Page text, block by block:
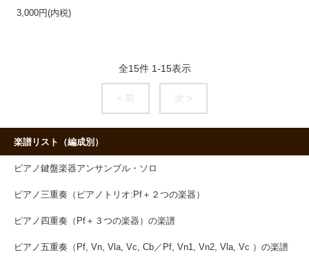
3,000円(内税)
全15件 1-15表示
< 前 次 >
楽譜リスト（編成別）
ピアノ鍵盤楽器アンサンブル・ソロ
ピアノ三重奏（ピアノトリオ:Pf＋２つの楽器）
ピアノ四重奏（Pf＋３つの楽器）の楽譜
ピアノ五重奏（Pf, Vn, Vla, Vc, Cb／Pf, Vn1, Vn2, Vla, Vc ）の楽譜